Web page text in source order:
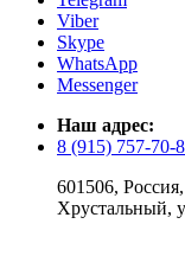
Viber
Skype
WhatsApp
Messenger
Наш адрес:
8 (915) 757-70-
601506,
Хрустальный,